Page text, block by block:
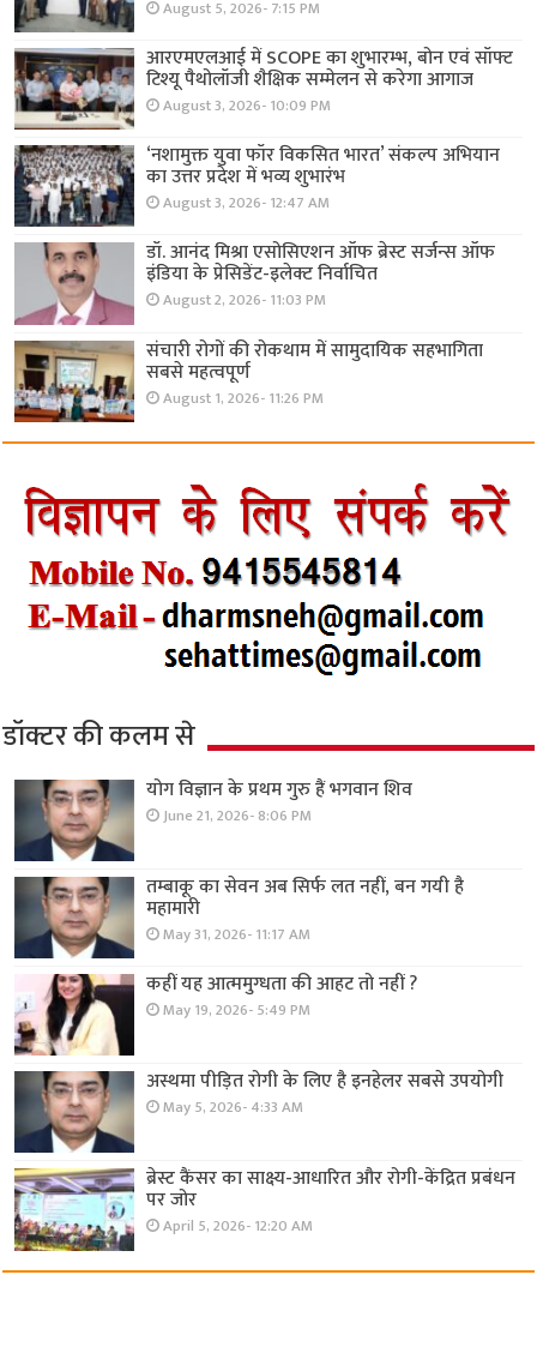
August 5, 2026- 7:15 PM
आरएमएलआई में SCOPE का शुभारम्भ, बोन एवं सॉफ्ट
टिश्यू पैथोलॉजी शैक्षिक सम्मेलन से करेगा आगाज
August 3, 2026- 10:09 PM
‘नशामुक्त युवा फॉर विकसित भारत’ संकल्प अभियान
का उत्तर प्रदेश में भव्य शुभारंभ
August 3, 2026- 12:47 AM
डॉ. आनंद मिश्रा एसोसिएशन ऑफ ब्रेस्ट सर्जन्स ऑफ
इंडिया के प्रेसिडेंट-इलेक्ट निर्वाचित
August 2, 2026- 11:03 PM
संचारी रोगों की रोकथाम में सामुदायिक सहभागिता
सबसे महत्वपूर्ण
August 1, 2026- 11:26 PM
डॉक्टर की कलम से
योग विज्ञान के प्रथम गुरु हैं भगवान शिव
June 21, 2026- 8:06 PM
तम्बाकू का सेवन अब सिर्फ लत नहीं, बन गयी है
महामारी
May 31, 2026- 11:17 AM
कहीं यह आत्ममुग्धता की आहट तो नहीं ?
May 19, 2026- 5:49 PM
अस्थमा पीड़ित रोगी के लिए है इनहेलर सबसे उपयोगी
May 5, 2026- 4:33 AM
ब्रेस्ट कैंसर का साक्ष्य-आधारित और रोगी-केंद्रित प्रबंधन
पर जोर
April 5, 2026- 12:20 AM